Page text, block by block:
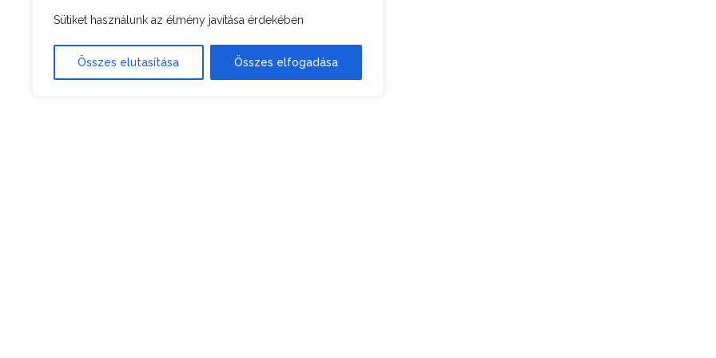
Sütiket használunk az élmény javítása érdekében
Összes elutasítása Összes elfogadása